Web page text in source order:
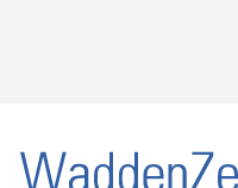
het